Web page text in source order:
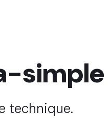
simple
technique.